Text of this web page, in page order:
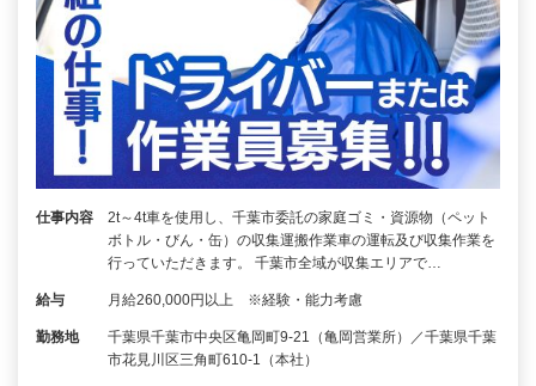
仕事内容
2t～4t車を使用し、千葉市委託の家庭ゴミ・資源物（ペット
ボトル・びん・缶）の収集運搬作業車の運転及び収集作業を
行っていただきます。 千葉市全域が収集エリアで…
給与 月給260,000円以上 ※経験・能力考慮
勤務地
千葉県千葉市中央区亀岡町9-21（亀岡営業所）／千葉県千葉
市花見川区三角町610-1（本社）